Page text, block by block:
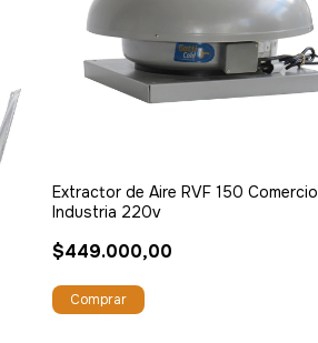
Extractor de Aire RVF 150 Comercio
Industria 220v
$449.000,00